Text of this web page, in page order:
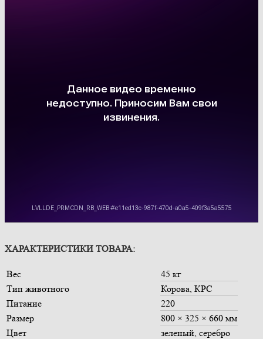
ХАРАКТЕРИСТИКИ ТОВАРА:
Вес
45 кг
Тип животного
Корова, КРС
Питание
220
Размер
800 × 325 × 660 мм
Цвет
зеленый, серебро